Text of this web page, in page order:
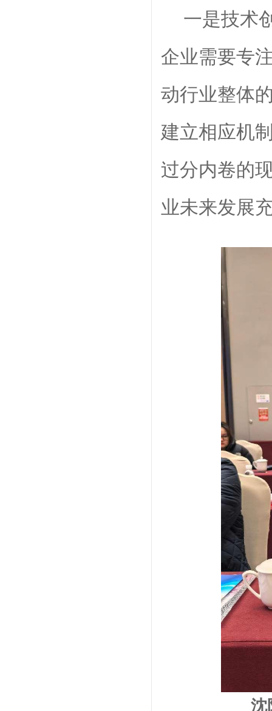
一是技术
企业需要专
动行业整体
建立相应机
过分内卷的
业未来发展
沈